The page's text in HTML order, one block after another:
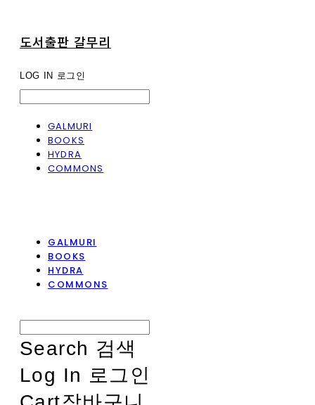
도서출판 갈무리
LOG IN 로그인
GALMURI
BOOKS
HYDRA
COMMONS
GALMURI
BOOKS
HYDRA
COMMONS
Search 검색
Log In 로그인